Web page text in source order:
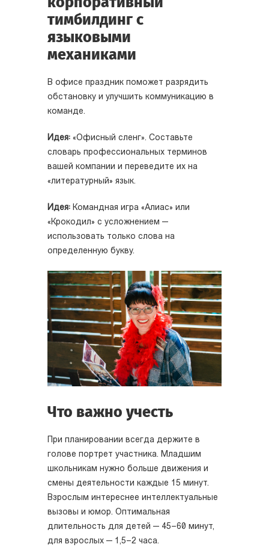
тимбилдинг с
языковыми
механиками
В офисе праздник поможет разрядить
обстановку и улучшить коммуникацию в
команде.
Идея: «Офисный сленг». Составьте
словарь профессиональных терминов
вашей компании и переведите их на
«литературный» язык.
Идея: Командная игра «Алиас» или
«Крокодил» с усложнением —
использовать только слова на
определенную букву.
Что важно учесть
При планировании всегда держите в
голове портрет участника. Младшим
школьникам нужно больше движения и
смены деятельности каждые 15 минут.
Взрослым интереснее интеллектуальные
вызовы и юмор. Оптимальная
длительность для детей — 45–60 минут,
для взрослых — 1,5–2 часа.